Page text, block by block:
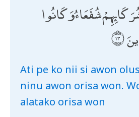
شُفَعَاءُ وَكَانُوا
Ati pe ko nii si awon
ninu awon orisa won.
alatako orisa won